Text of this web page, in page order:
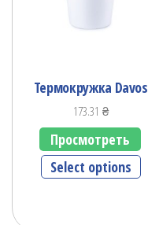
Термокружка Davos
173.31 ₴
Просмотреть
Select options